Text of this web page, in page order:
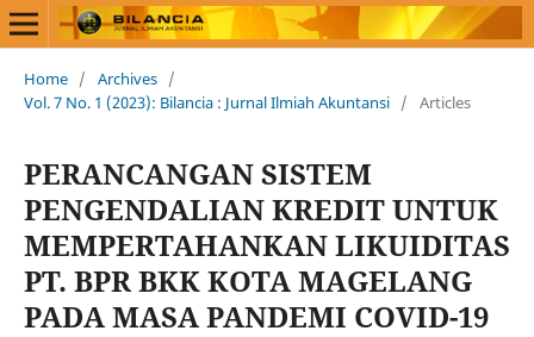
Home / Archives /
Vol. 7 No. 1 (2023): Bilancia : Jurnal Ilmiah Akuntansi / Articles
PERANCANGAN SISTEM
PENGENDALIAN KREDIT UNTUK
MEMPERTAHANKAN LIKUIDITAS
PT. BPR BKK KOTA MAGELANG
PADA MASA PANDEMI COVID-19